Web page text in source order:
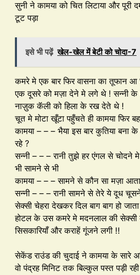
सुनी ने कामया को चित लिटाया और
टूट पड़ा
इसे भी पढ़ें खेल-खेल में बेटी को चोदा-7
कमरे मे एक बार फिर वासना का तूफान आ
एक दूसरे को मज़ा देने मे लगे थे ! सन्नी के
नाज़ुक कॅली को हिला के रख देते थे !
चूत मे मोटा खूँटा पहुँचते ही कामया फिर
कामया – – – भैया इस बार कुतिया बना
रहे ?
सन्नी – – – रानी तुझे हर एंगल से चोदने
भी सामने से भी
कामया – – – सामने से कौन सा मज़ा
सन्नी – – – रानी सामने से तेरे ये दूध
सेक्सी चेहरा देखकर दिल बाग बाग हो
होटल के उस कमरे मे मदनलाल की सेक्सी
सिसकारियाँ और कराहें गूंजने लगी !!
सेकेंड राउंड की चुदाई ने कामया के सारे
वो पंद्रह मिनिट तक बिल्कुल पस्त पड़ी